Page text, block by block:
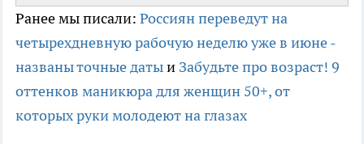
Ранее мы писали: Россиян переведут на
четырехдневную рабочую неделю уже в июне -
названы точные датыи Забудьте про возраст! 9
оттенков маникюра для женщин 50+, от
которых руки молодеют на глазах